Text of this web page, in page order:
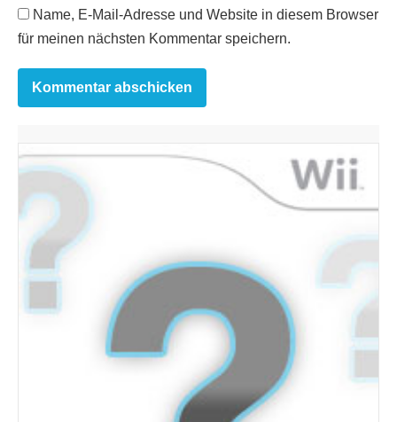
Name, E-Mail-Adresse und Website in diesem Browser
für meinen nächsten Kommentar speichern.